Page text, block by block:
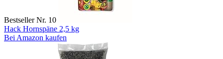
Bestseller Nr. 10
Hack Hornspäne 2,5 kg
Bei Amazon kaufen